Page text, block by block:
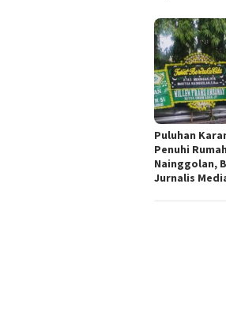
Puluhan
Penuhi
Nainggolan,
Jurnalis